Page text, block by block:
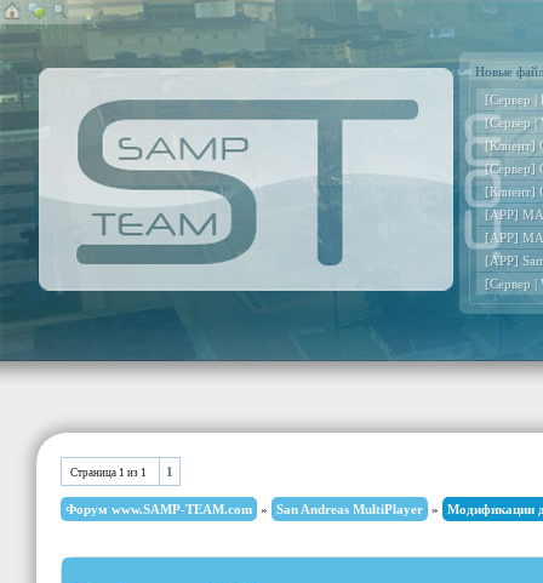
Новые
[Сервер |
[Сервер |
[Клиент]
[Сервер]
[Клиент]
[APP]
[APP]
[APP]
[Сервер |
Страница 1 из 1 1
Форум www.SAMP-TEAM.com » San Andreas MultiPlayer » Модификации